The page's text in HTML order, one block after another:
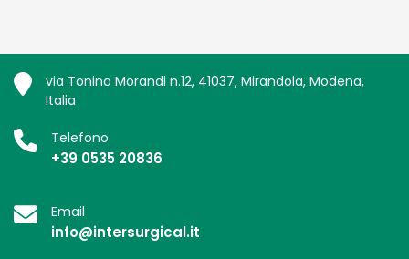
via Tonino Morandi n.12, 41037, Mirandola, Modena,
Italia
Telefono
+39 0535 20836
Email
info@intersurgical.it